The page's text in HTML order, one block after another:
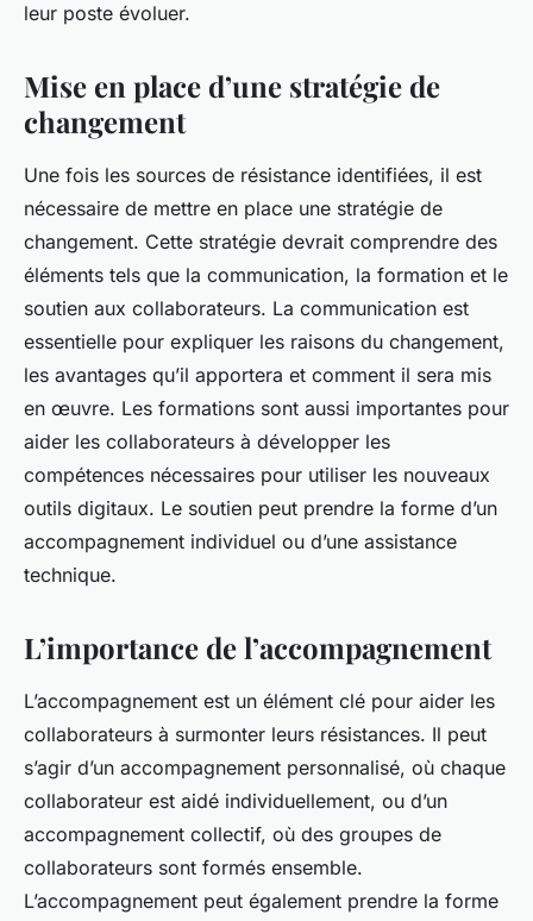
leur poste évoluer.
Mise en place d’une stratégie de
changement
Une fois les sources de résistance identifiées, il est
nécessaire de mettre en place une stratégie de
changement. Cette stratégie devrait comprendre des
éléments tels que la communication, la formation et le
soutien aux collaborateurs. La communication est
essentielle pour expliquer les raisons du changement,
les avantages qu’il apportera et comment il sera mis
en œuvre. Les formations sont aussi importantes pour
aider les collaborateurs à développer les
compétences nécessaires pour utiliser les nouveaux
outils digitaux. Le soutien peut prendre la forme d’un
accompagnement individuel ou d’une assistance
technique.
L’importance de l’accompagnement
L’accompagnement est un élément clé pour aider les
collaborateurs à surmonter leurs résistances. Il peut
s’agir d’un accompagnement personnalisé, où chaque
collaborateur est aidé individuellement, ou d’un
accompagnement collectif, où des groupes de
collaborateurs sont formés ensemble.
L’accompagnement peut également prendre la forme